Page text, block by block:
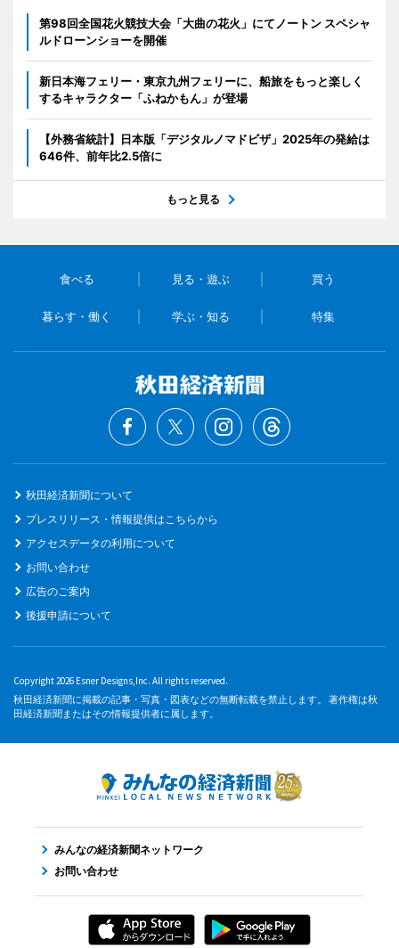
第98回全国花火競技大会「大曲の花火」にてノートン スペシャ
ルドローンショーを開催
新日本海フェリー・東京九州フェリーに、船旅をもっと楽しく
するキャラクター「ふねかもん」が登場
【外務省統計】日本版「デジタルノマドビザ」2025年の発給は
646件、前年比2.5倍に
もっと見る
食べる 見る・遊ぶ 買う
暮らす・働く 学ぶ・知る 特集
秋田経済新聞について
プレスリリース・情報提供はこちらから
アクセスデータの利用について
お問い合わせ
広告のご案内
後援申請について
Copyright 2026 Esner Designs,Inc. All rights reserved.
秋田経済新聞に掲載の記事・写真・図表などの無断転載を禁止します。 著作権は秋
田経済新聞またはその情報提供者に属します。
みんなの経済新聞ネットワーク
お問い合わせ